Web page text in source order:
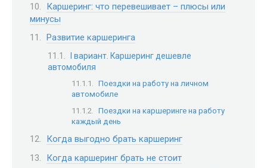
Каршеринг: что перевешивает – плюсы или
минусы
Развитие каршеринга
I вариант. Каршеринг дешевле
автомобиля
Поездки на работу на личном
автомобиле
Поездки на каршеринге на работу
каждый день
Когда выгодно брать каршеринг
Когда каршеринг брать не стоит